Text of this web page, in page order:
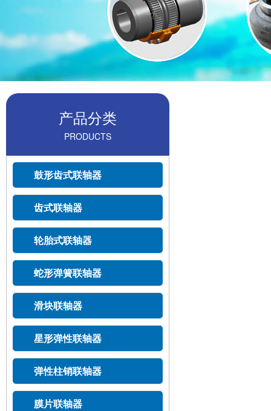
产品分类
PRODUCTS
鼓形齿式联轴器
齿式联轴器
轮胎式联轴器
蛇形弹簧联轴器
滑块联轴器
星形弹性联轴器
弹性柱销联轴器
膜片联轴器